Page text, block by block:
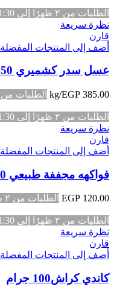
الطلبات من ٢ ظهرًا إلى 1:30 صباحًا
نظرة سريعة
قارن
أضف إلى المنتجات المفضلة
عسل سدر كشميري 250 جم
EGP 385.00
/kg الطلبات من ٢ ظهرًا إلى 1:30 صباحًا
الطلبات من ٢ ظهرًا إلى 1:30 صباحًا
نظرة سريعة
قارن
أضف إلى المنتجات المفضلة
فواكهه مجففة طبيعي 50 جرام
EGP 120.00 الطلبات من ٢ ظهرًا إلى 1:30 صباحًا
الطلبات من ٢ ظهرًا إلى 1:30 صباحًا
نظرة سريعة
قارن
أضف إلى المنتجات المفضلة
كاندي كراش100 جرام